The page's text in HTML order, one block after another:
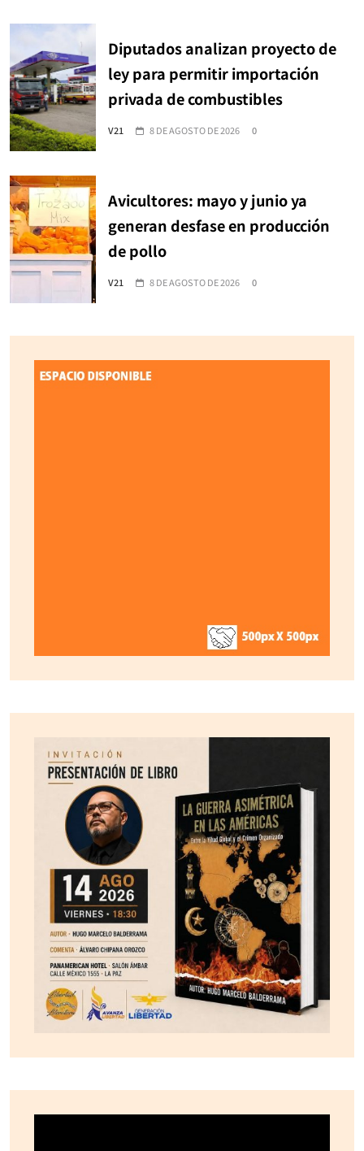
Diputados analizan proyecto de
ley para permitir importación
privada de combustibles
V21 8 DE AGOSTO DE 2026 0
Avicultores: mayo y junio ya
generan desfase en producción
de pollo
V21 8 DE AGOSTO DE 2026 0